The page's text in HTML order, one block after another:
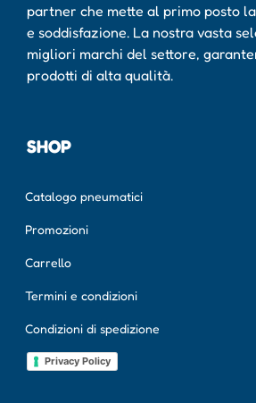
partner che mette al primo posto
e soddisfazione. La nostra vasta
migliori marchi del settore,
prodotti di alta qualità.
SHOP
Catalogo pneumatici
Promozioni
Carrello
Termini e condizioni
Condizioni di spedizione
Privacy Policy